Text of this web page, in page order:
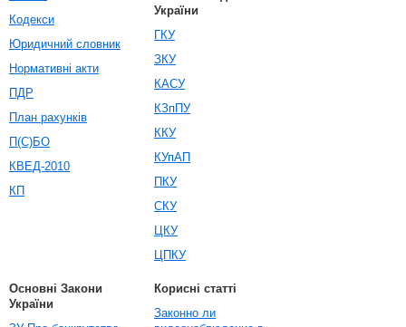
Кодекси
Юридичний словник
Нормативні акти
ПДР
План рахунків
П(С)БО
КВЕД-2010
КП
України
ГКУ
ЗКУ
КАСУ
КЗпПУ
ККУ
КУпАП
ПКУ
СКУ
ЦКУ
ЦПКУ
Основні Закони
України
Корисні статті
Законно ли